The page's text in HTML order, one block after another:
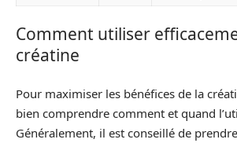
Comment utiliser
créatine
Pour maximiser les bénéfices de la
bien comprendre comment et quand
Généralement, il est conseillé de